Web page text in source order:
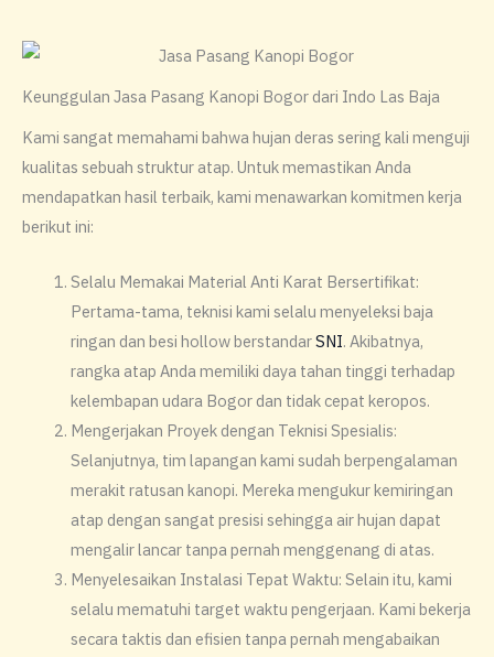
Keunggulan Jasa Pasang Kanopi Bogor dari Indo Las Baja
​Kami sangat memahami bahwa hujan deras sering kali menguji
kualitas sebuah struktur atap. Untuk memastikan Anda
mendapatkan hasil terbaik, kami menawarkan komitmen kerja
berikut ini:
​Selalu Memakai Material Anti Karat Bersertifikat:
Pertama-tama, teknisi kami selalu menyeleksi baja
ringan dan besi hollow berstandarSNI. Akibatnya,
rangka atap Anda memiliki daya tahan tinggi terhadap
kelembapan udara Bogor dan tidak cepat keropos.
​Mengerjakan Proyek dengan Teknisi Spesialis:
Selanjutnya, tim lapangan kami sudah berpengalaman
merakit ratusan kanopi. Mereka mengukur kemiringan
atap dengan sangat presisi sehingga air hujan dapat
mengalir lancar tanpa pernah menggenang di atas.
​Menyelesaikan Instalasi Tepat Waktu: Selain itu, kami
selalu mematuhi target waktu pengerjaan. Kami bekerja
secara taktis dan efisien tanpa pernah mengabaikan